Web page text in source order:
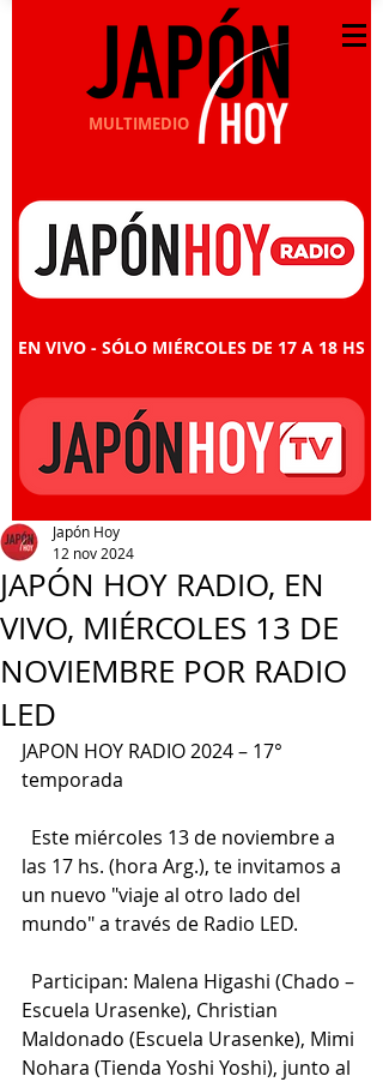
MULTIMEDIO
EN VIVO - SÓLO MIÉRCOLES DE 17 A 18 HS
JAPÓN HOY RADIO, EN
VIVO, MIÉRCOLES 13 DE
NOVIEMBRE POR RADIO
LED
Japón Hoy
12 nov 2024
JAPON HOY RADIO 2024 – 17°
temporada
Este miércoles 13 de noviembre a
las 17 hs. (hora Arg.), te invitamos a
un nuevo "viaje al otro lado del
mundo" a través de Radio LED.
Participan: Malena Higashi (Chado –
Escuela Urasenke), Christian
Maldonado (Escuela Urasenke), Mimi
Nohara (Tienda Yoshi Yoshi), junto al